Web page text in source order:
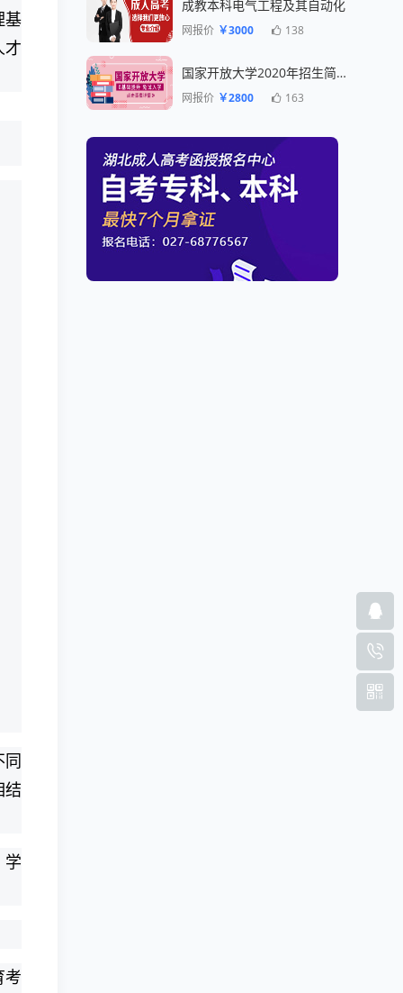
基
才
结
学
考
成教本科电气工程及其自动化
网报价 ￥3000 138
国家开放大学2020年招生简章
网报价 ￥2800 163